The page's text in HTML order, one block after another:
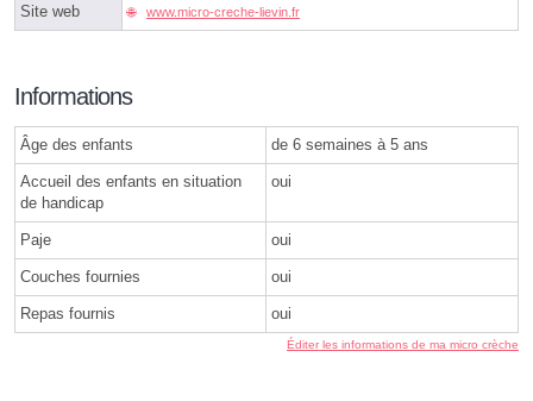
Site web www.micro-creche-lievin.fr
Informations
Âge des enfants de 6 semaines à 5 ans
Accueil des enfants en situation
de handicap
oui
Paje oui
Couches fournies oui
Repas fournis oui
Éditer les informations de ma micro crèche